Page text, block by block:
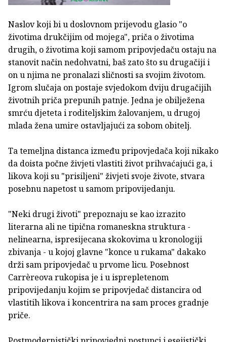
Naslov koji bi u doslovnom prijevodu glasio "o
životima drukčijim od mojega", priča o životima
drugih, o životima koji samom pripovjedaču ostaju na
stanovit način nedohvatni, baš zato što su drugačiji i
on u njima ne pronalazi sličnosti sa svojim životom.
Igrom slučaja on postaje svjedokom dviju drugačijih
životnih priča prepunih patnje. Jedna je obilježena
smrću djeteta i roditeljskim žalovanjem, u drugoj
mlada žena umire ostavljajući za sobom obitelj.
Ta temeljna distanca između pripovjedača koji nikako
da doista počne živjeti vlastiti život prihvaćajući ga, i
likova koji su "prisiljeni" živjeti svoje živote, stvara
posebnu napetost u samom pripovijedanju.
"Neki drugi životi" prepoznaju se kao izrazito
literarna ali ne tipična romaneskna struktura -
nelinearna, ispresijecana skokovima u kronologiji
zbivanja - u kojoj glavne "konce u rukama" dakako
drži sam pripovjedač u prvome licu. Posebnost
Carrèreova rukopisa je i u isprepletenom
pripovijedanju kojim se pripovjedač distancira od
vlastitih likova i koncentrira na sam proces gradnje
priče.